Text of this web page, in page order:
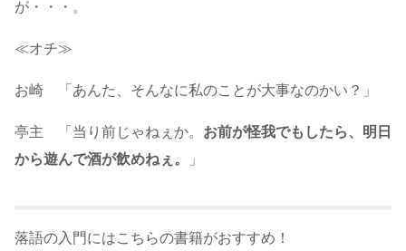
が・・・。
≪オチ≫
お崎 「あんた、そんなに私のことが大事なのかい？」
亭主 「当り前じゃねぇか。 お前が怪我でもしたら、明日
から遊んで酒が飲めねぇ。
」
落語の入門にはこちらの書籍がおすすめ！